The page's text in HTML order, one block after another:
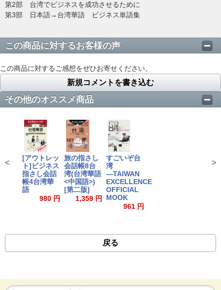
第2部 台湾でビジネスを成功させるために
第3部 日本語→台湾華語 ビジネス単語集
この商品に対するお客様の声
この商品に対するご感想をぜひお寄せください。
新規コメントを書き込む
その他のオススメ商品
[アウトレッ
ト]ビジネス
指さし会話
帳4台湾華
語
980 円
旅の指さし
会話帳8台
湾(台湾華語
<中国語>)
[第二版]
1,359 円
すごいぞ台
湾
―TAIWAN
EXCELLENCE
OFFICIAL
MOOK
961 円
< >
戻る